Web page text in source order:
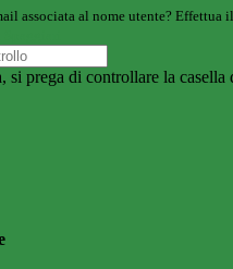
associata al nome utente? Effettua
si prega di controllare la casella